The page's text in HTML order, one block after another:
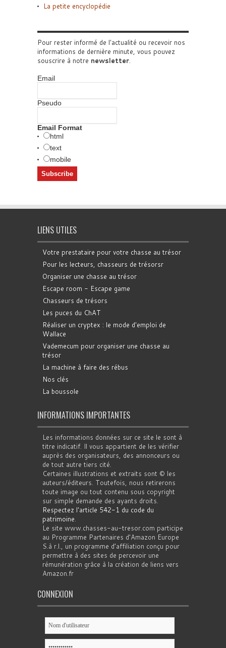
La petite encyclopédie
Pour rester informé de l'actualité ou recevoir nos
informations de dernière minute, vous pouvez
souscrire à notre newsletter.
Email
Pseudo
Email Format
html
text
mobile
LIENS UTILES
Votre prestataire pour votre chasse au trésor
Pour les lecteurs, chasseurs de trésorsr
Organiser une chasse au trésor
Escape room - Escape game
Chasseurs de trésors
Les puces du ChAT
Réaliser un cryptex : le mode d'emploi de
Wallace
Vademecum pour organiser une chasse au
trésor
La machine à faire des rébus
Nos clés
La boussole
INFORMATIONS IMPORTANTES
Les informations données sur ce site le sont à
titre indicatif. Il vous appartient de les vérifier
auprès des organisateurs, des annonceurs ou
de tout autre tiers cité.
Certaines illustrations et extraits sont © les
auteurs/éditeurs. Toutefois, nous retirerons
toute image ou tout contenu sous copyright
sur simple demande des ayants droits.
Respectez l'article 542-1 du code du
patrimoine.
Le site www.chasses-au-tresor.com participe
au Programme Partenaires d’Amazon Europe
S.à r.l., un programme d’affiliation conçu pour
permettre à des sites de percevoir une
rémunération grâce à la création de liens vers
Amazon.fr
CONNEXION